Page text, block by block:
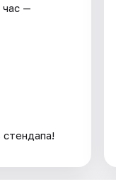
час —